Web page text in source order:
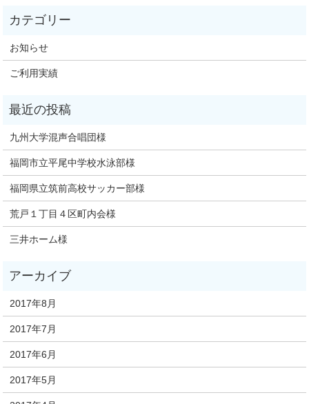
お知らせ
ご利用実績
九州大学混声合唱団様
福岡市立平尾中学校水泳部様
福岡県立筑前高校サッカー部様
荒戸１丁目４区町内会様
三井ホーム様
2017年8月
2017年7月
2017年6月
2017年5月